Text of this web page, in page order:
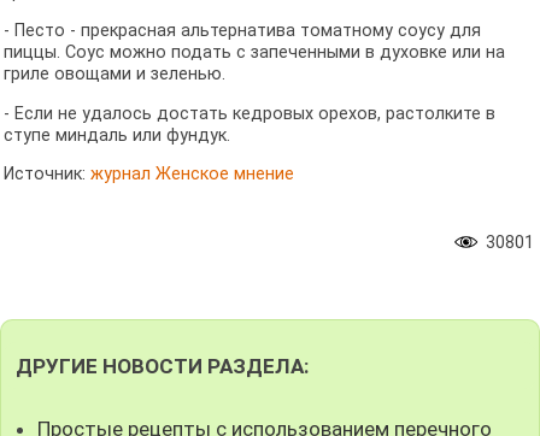
- Песто - прекрасная альтернатива томатному соусу для
пиццы. Соус можно подать с запеченными в духовке или на
гриле овощами и зеленью.
- Если не удалось достать кедровых орехов, растолките в
ступе миндаль или фундук.
Источник: журнал Женское мнение
30801
ДРУГИЕ НОВОСТИ РАЗДЕЛА:
Простые рецепты с использованием перечного